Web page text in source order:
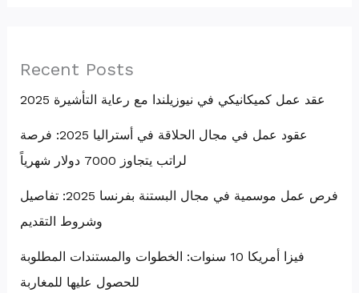
Recent Posts
عقد عمل كميكانيكي في نيوزيلندا مع رعاية التأشيرة 2025
عقود عمل في مجال الحلاقة في أستراليا 2025: فرصة
لراتب يتجاوز 7000 دولار شهرياً
فرص عمل موسمية في مجال البستنة بفرنسا 2025: تفاصيل
وشروط التقديم
فيزا أمريكا 10 سنوات: الخطوات والمستندات المطلوبة
للحصول عليها للمغاربة